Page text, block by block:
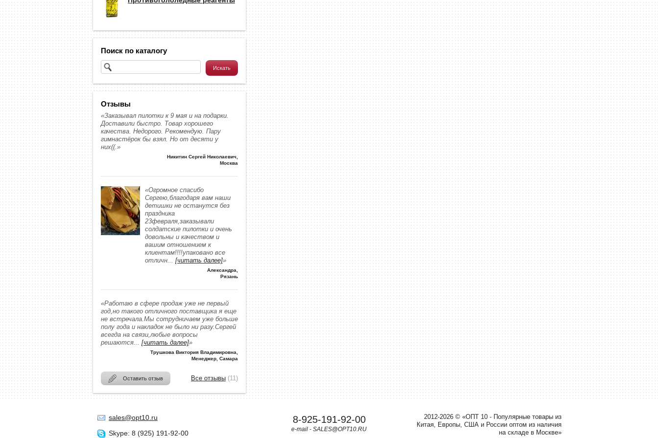
Поиск по каталогу
Отзывы
«Заказывал пилотки к 9 мая и на подарки.
Доставили быстро. Товар хорошего
качества. Недорого. Рекомендую. Пару
гимнастёрок бы взял. Но от десяти у
них((.»
Никитин Сергей Николаевич
Москва
«Огромное спасибо
Сергею,благодаря вам наши
детишки не останутся без
праздника
23февраля,заказывали
солдатские пилотки и очень
довольны и качеством и
вашим отношением к
клиентам!!!!упаковано все
отличн... [читать далее]»
Александра
Рязань
«Работаю в сфере продаж уже не первый
год,но такого отличного поставщика я еще
не встречала.Мы сотрудничаем уже больше
полу года и накладок не было ни разу.Сергей
всегда на связи,любые вопросы
решаются... [читать далее]»
Трушкова Виктория Владимировна
Менеджер, Самара
Оставить отзыв Все отзывы (11)
sales@opt10.ru
Skype: 8 (925) 191-92-00
2012-2026 © «ОПТ 10 - Популярные товары из
Китая, Европы, США и России оптом из наличия
на складе в Москве»
8-925-191-92-00
e-mail - SALES@OPT10.RU